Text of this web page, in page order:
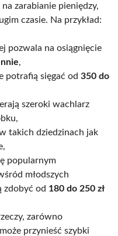
zarabianie pieniędzy,
czasie. Na przykład:
pozwala na osiągnięcie
,
potrafią sięgać od 350 do
szeroki wachlarz
takich dziedzinach jak
popularnym
młodszych
zdobyć od 180 do 250 zł
zarówno
przynieść szybki